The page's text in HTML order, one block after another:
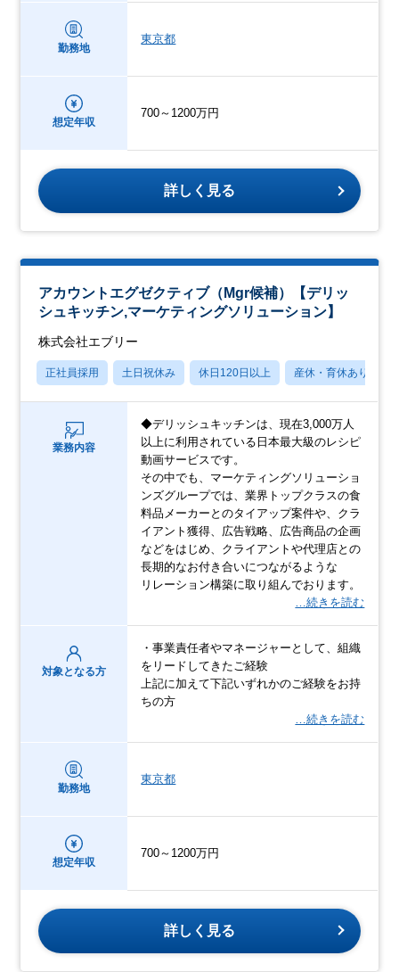
勤務地
東京都
想定年収
700～1200万円
詳しく見る
アカウントエグゼクティブ（Mgr候補）【デリッ
シュキッチン,マーケティングソリューション】
株式会社エブリー
正社員採用 土日祝休み 休日120日以上 産休・育休あり
業務内容
◆デリッシュキッチンは、現在3,000万人
以上に利用されている日本最大級のレシピ
動画サービスです。
その中でも、マーケティングソリューショ
ンズグループでは、業界トップクラスの食
料品メーカーとのタイアップ案件や、クラ
イアント獲得、広告戦略、広告商品の企画
などをはじめ、クライアントや代理店との
長期的なお付き合いにつながるような
リレーション構築に取り組んでおります。
…続きを読む
対象となる方
・事業責任者やマネージャーとして、組織
をリードしてきたご経験
上記に加えて下記いずれかのご経験をお持
ちの方
…続きを読む
勤務地
東京都
想定年収
700～1200万円
詳しく見る